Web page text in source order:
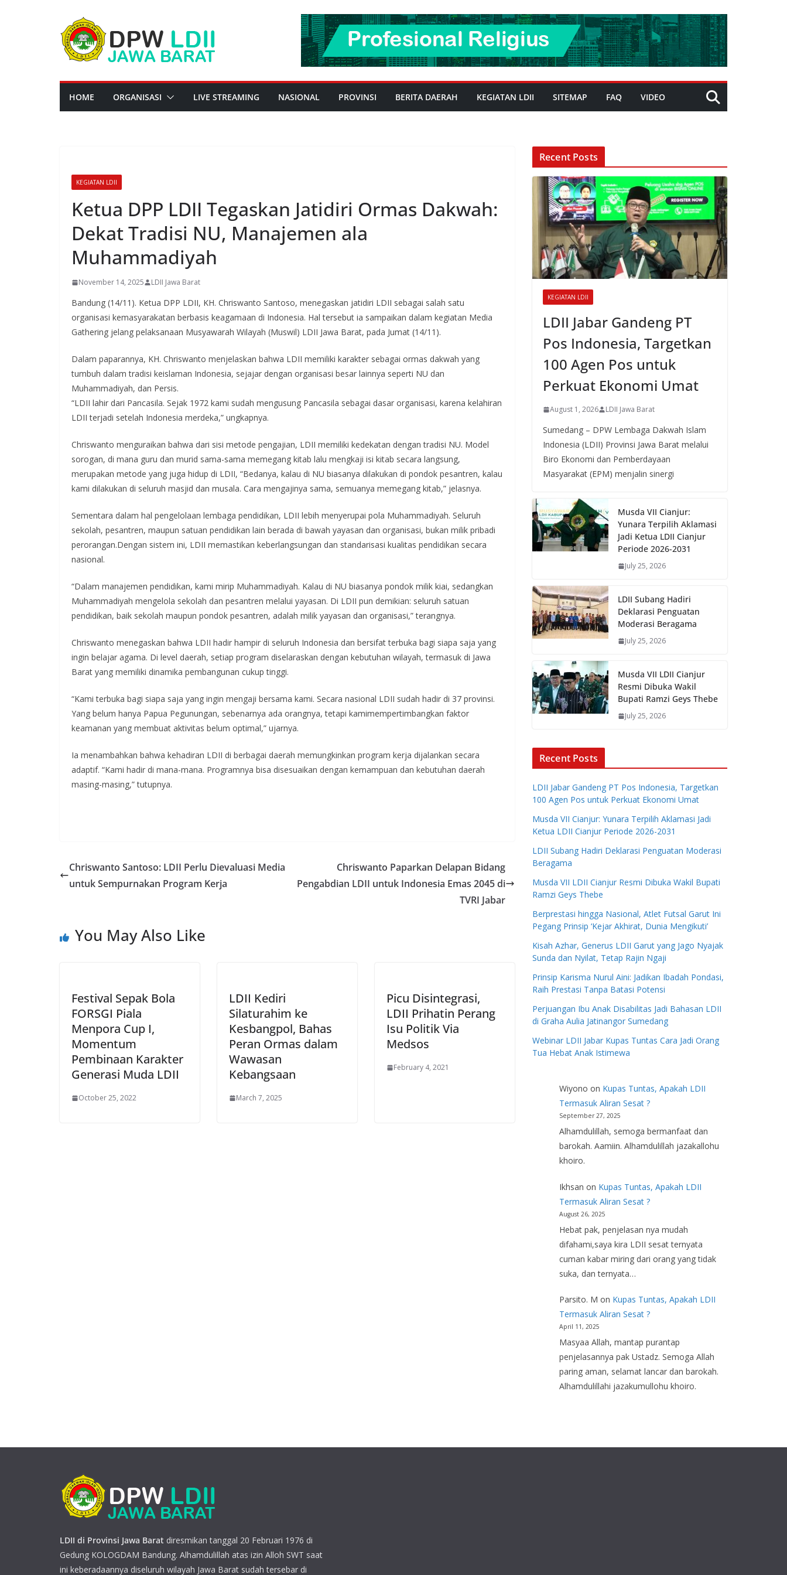
HOME ORGANISASI LIVE STREAMING NASIONAL PROVINSI BERITA DAERAH KEGIATAN LDII SITEMAP FAQ VIDEO
KEGIATAN LDII
Ketua DPP LDII Tegaskan Jatidiri Ormas Dakwah:
Dekat Tradisi NU, Manajemen ala
Muhammadiyah
November 14, 2025 LDII Jawa Barat
Bandung (14/11). Ketua DPP LDII, KH. Chriswanto Santoso, menegaskan jatidiri LDII sebagai salah satu
organisasi kemasyarakatan berbasis keagamaan di Indonesia. Hal tersebut ia sampaikan dalam kegiatan Media
Gathering jelang pelaksanaan Musyawarah Wilayah (Muswil) LDII Jawa Barat, pada Jumat (14/11).
Dalam paparannya, KH. Chriswanto menjelaskan bahwa LDII memiliki karakter sebagai ormas dakwah yang
tumbuh dalam tradisi keislaman Indonesia, sejajar dengan organisasi besar lainnya seperti NU dan
Muhammadiyah, dan Persis.
“LDII lahir dari Pancasila. Sejak 1972 kami sudah mengusung Pancasila sebagai dasar organisasi, karena kelahiran
LDII terjadi setelah Indonesia merdeka,” ungkapnya.
Chriswanto menguraikan bahwa dari sisi metode pengajian, LDII memiliki kedekatan dengan tradisi NU. Model
sorogan, di mana guru dan murid sama-sama memegang kitab lalu mengkaji isi kitab secara langsung,
merupakan metode yang juga hidup di LDII, “Bedanya, kalau di NU biasanya dilakukan di pondok pesantren, kalau
kami dilakukan di seluruh masjid dan musala. Cara mengajinya sama, semuanya memegang kitab,” jelasnya.
Sementara dalam hal pengelolaan lembaga pendidikan, LDII lebih menyerupai pola Muhammadiyah. Seluruh
sekolah, pesantren, maupun satuan pendidikan lain berada di bawah yayasan dan organisasi, bukan milik pribadi
perorangan.Dengan sistem ini, LDII memastikan keberlangsungan dan standarisasi kualitas pendidikan secara
nasional.
“Dalam manajemen pendidikan, kami mirip Muhammadiyah. Kalau di NU biasanya pondok milik kiai, sedangkan
Muhammadiyah mengelola sekolah dan pesantren melalui yayasan. Di LDII pun demikian: seluruh satuan
pendidikan, baik sekolah maupun pondok pesantren, adalah milik yayasan dan organisasi,” terangnya.
Chriswanto menegaskan bahwa LDII hadir hampir di seluruh Indonesia dan bersifat terbuka bagi siapa saja yang
ingin belajar agama. Di level daerah, setiap program diselaraskan dengan kebutuhan wilayah, termasuk di Jawa
Barat yang memiliki dinamika pembangunan cukup tinggi.
“Kami terbuka bagi siapa saja yang ingin mengaji bersama kami. Secara nasional LDII sudah hadir di 37 provinsi.
Yang belum hanya Papua Pegunungan, sebenarnya ada orangnya, tetapi kamimempertimbangkan faktor
keamanan yang membuat aktivitas belum optimal,” ujarnya.
Ia menambahkan bahwa kehadiran LDII di berbagai daerah memungkinkan program kerja dijalankan secara
adaptif. “Kami hadir di mana-mana. Programnya bisa disesuaikan dengan kemampuan dan kebutuhan daerah
masing-masing,” tutupnya.
Chriswanto Santoso: LDII Perlu Dievaluasi Media
untuk Sempurnakan Program Kerja
Chriswanto Paparkan Delapan Bidang
Pengabdian LDII untuk Indonesia Emas 2045 di
TVRI Jabar
You May Also Like
Festival Sepak Bola
FORSGI Piala
Menpora Cup I,
Momentum
Pembinaan Karakter
Generasi Muda LDII
October 25, 2022
LDII Kediri
Silaturahim ke
Kesbangpol, Bahas
Peran Ormas dalam
Wawasan
Kebangsaan
March 7, 2025
Picu Disintegrasi,
LDII Prihatin Perang
Isu Politik Via
Medsos
February 4, 2021
Recent Posts
KEGIATAN LDII
LDII Jabar Gandeng PT
Pos Indonesia, Targetkan
100 Agen Pos untuk
Perkuat Ekonomi Umat
August 1, 2026 LDII Jawa Barat
Sumedang – DPW Lembaga Dakwah Islam
Indonesia (LDII) Provinsi Jawa Barat melalui
Biro Ekonomi dan Pemberdayaan
Masyarakat (EPM) menjalin sinergi
Musda VII Cianjur:
Yunara Terpilih Aklamasi
Jadi Ketua LDII Cianjur
Periode 2026-2031
July 25, 2026
LDII Subang Hadiri
Deklarasi Penguatan
Moderasi Beragama
July 25, 2026
Musda VII LDII Cianjur
Resmi Dibuka Wakil
Bupati Ramzi Geys Thebe
July 25, 2026
Recent Posts
LDII Jabar Gandeng PT Pos Indonesia, Targetkan
100 Agen Pos untuk Perkuat Ekonomi Umat
Musda VII Cianjur: Yunara Terpilih Aklamasi Jadi
Ketua LDII Cianjur Periode 2026-2031
LDII Subang Hadiri Deklarasi Penguatan Moderasi
Beragama
Musda VII LDII Cianjur Resmi Dibuka Wakil Bupati
Ramzi Geys Thebe
Berprestasi hingga Nasional, Atlet Futsal Garut Ini
Pegang Prinsip ‘Kejar Akhirat, Dunia Mengikuti’
Kisah Azhar, Generus LDII Garut yang Jago Nyajak
Sunda dan Nyilat, Tetap Rajin Ngaji
Prinsip Karisma Nurul Aini: Jadikan Ibadah Pondasi,
Raih Prestasi Tanpa Batasi Potensi
Perjuangan Ibu Anak Disabilitas Jadi Bahasan LDII
di Graha Aulia Jatinangor Sumedang
Webinar LDII Jabar Kupas Tuntas Cara Jadi Orang
Tua Hebat Anak Istimewa
Wiyono on Kupas Tuntas, Apakah LDII
Termasuk Aliran Sesat ?
September 27, 2025
Alhamdulillah, semoga bermanfaat dan
barokah. Aamiin. Alhamdulillah jazakallohu
khoiro.
Ikhsan on Kupas Tuntas, Apakah LDII
Termasuk Aliran Sesat ?
August 26, 2025
Hebat pak, penjelasan nya mudah
difahami,saya kira LDII sesat ternyata
cuman kabar miring dari orang yang tidak
suka, dan ternyata…
Parsito. M on Kupas Tuntas, Apakah LDII
Termasuk Aliran Sesat ?
April 11, 2025
Masyaa Allah, mantap purantap
penjelasannya pak Ustadz. Semoga Allah
paring aman, selamat lancar dan barokah.
Alhamdulillahi jazakumullohu khoiro.
LDII di Provinsi Jawa Barat diresmikan tanggal 20 Februari 1976 di
Gedung KOLOGDAM Bandung. Alhamdulillah atas izin Alloh SWT saat
ini keberadaannya diseluruh wilayah Jawa Barat sudah tersebar di